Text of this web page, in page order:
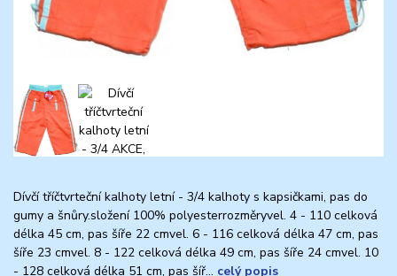
Dívčí tříčtvrteční kalhoty letní - 3/4 kalhoty s kapsičkami, pas do
gumy a šnůry.složení 100% polyesterrozměryvel. 4 - 110 celková
délka 45 cm, pas šíře 22 cmvel. 6 - 116 celková délka 47 cm, pas
šíře 23 cmvel. 8 - 122 celková délka 49 cm, pas šíře 24 cmvel. 10
- 128 celková délka 51 cm, pas šíř... celý popis